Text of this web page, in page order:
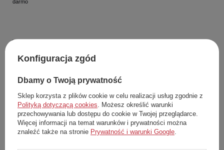
darmo
Darmowa dostawa od
Rozmiar:
S
Producent
Roxy
Kod produktu
ERJX403906 MQT0
Opis
Dokładne
Zapytaj o
Napisz
Konfiguracja zgód
Dbamy o Twoją prywatność
Sklep korzysta z plików cookie w celu realizacji usług zgodnie z
Polityką dotyczącą cookies. Możesz określić warunki
przechowywania lub dostępu do cookie w Twojej przeglądarce.
Więcej informacji na temat warunków i prywatności można
znaleźć także na stronie Prywatność i warunki Google.